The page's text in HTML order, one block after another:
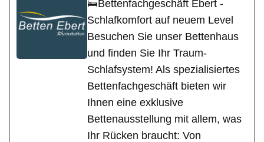
🛌Bettenfachgeschäft Ebert -
Schlafkomfort auf neuem Level
Besuchen Sie unser Bettenhaus
und finden Sie Ihr Traum-
Schlafsystem! Als spezialisiertes
Bettenfachgeschäft bieten wir
Ihnen eine exklusive
Bettenausstellung mit allem, was
Ihr Rücken braucht: Von